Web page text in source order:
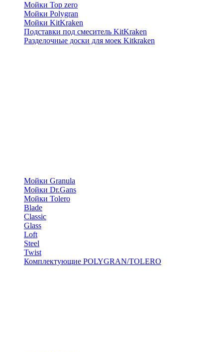
Мойки Top zero
Мойки Polygran
Мойки KitKraken
Подставки под смеситель KitKraken
Разделочные доски для моек Kitkraken
Мойки Granula
Мойки Dr.Gans
Мойки Tolero
Blade
Classic
Glass
Loft
Steel
Twist
Комплектующие POLYGRAN/TOLERO